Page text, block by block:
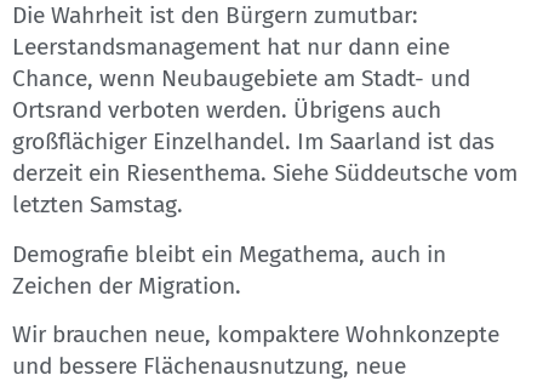
Die Wahrheit ist den Bürgern zumutbar:
Leerstandsmanagement hat nur dann eine
Chance, wenn Neubaugebiete am Stadt- und
Ortsrand verboten werden. Übrigens auch
großflächiger Einzelhandel. Im Saarland ist das
derzeit ein Riesenthema. Siehe Süddeutsche vom
letzten Samstag.
Demografie bleibt ein Megathema, auch in
Zeichen der Migration.
Wir brauchen neue, kompaktere Wohnkonzepte
und bessere Flächenausnutzung, neue